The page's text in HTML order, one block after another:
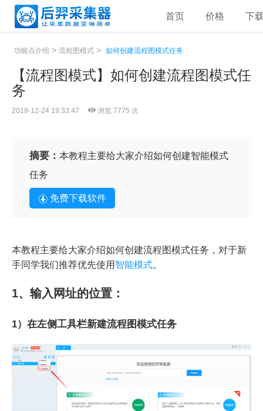
首页 价格 下
功能点介绍 > 流程图模式 > 如何创建流程图模式任务
【流程图模式】如何创建流程图模式任
务
2019-12-24 19:33:47 浏览 7775 次
摘要： 本教程主要给大家介绍如何创建智能模式
任务
免费下载软件
本教程主要给大家介绍如何创建流程图模式任务，对于新
手同学我们推荐优先使用 智能模式。
1、输入网址的位置：
1）在左侧工具栏新建流程图模式任务